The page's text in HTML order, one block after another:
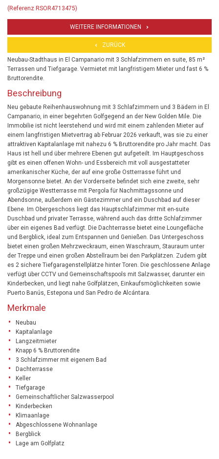
(Referenz RSOR4713475)
WEITERE INFORMATIONEN
ZURÜCK
Neubau-Stadthaus in El Campanario mit 3 Schlafzimmern en suite, 85 m²
Terrassen und Tiefgarage. Vermietet mit langfristigem Mieter und fast 6 %
Bruttorendite.
Beschreibung
Neu gebaute Reihenhauswohnung mit 3 Schlafzimmern und 3 Bädern in El
Campanario, in einer begehrten Golfgegend an der New Golden Mile. Die
Immobilie ist nicht leerstehend und wird mit einem zahlenden Mieter auf
einem langfristigen Mietvertrag ab Februar 2026 verkauft, was sie zu einer
attraktiven Kapitalanlage mit nahezu 6 % Bruttorendite pro Jahr macht. Das
Haus ist hell und über mehrere Ebenen gut aufgeteilt. Im Hauptgeschoss
gibt es einen offenen Wohn- und Essbereich mit voll ausgestatteter
amerikanischer Küche, der auf eine große Ostterrasse führt und
Morgensonne bietet. An der Vorderseite befindet sich eine zweite, sehr
großzügige Westterrasse mit Pergola für Nachmittagssonne und
Abendsonne, außerdem ein Gästezimmer und ein Duschbad auf dieser
Ebene. Im Obergeschoss liegt das Hauptschlafzimmer mit en-suite
Duschbad und privater Terrasse, während auch das dritte Schlafzimmer
über ein eigenes Bad verfügt. Die Dachterrasse bietet eine Loungefläche
und Bergblick, ideal zum Entspannen und Genießen. Das Untergeschoss
bietet einen großen Mehrzweckraum, einen Waschraum, Stauraum unter
der Treppe und einen großen Abstellraum bei den Parkplätzen. Zudem gibt
es 2 sichere Tiefgaragenstellplätze hinter Toren. Die geschlossene Anlage
verfügt über CCTV und Gemeinschaftspools mit Salzwasser, darunter ein
Kinderbecken, und liegt nahe Golfplätzen, Einkaufsmöglichkeiten sowie
Puerto Banús, Estepona und San Pedro de Alcántara.
Merkmale
Neubau
Kapitalanlage
Langzeitmieter
Knapp 6 % Bruttorendite
3 Schlafzimmer mit eigenem Bad
Dachterrasse
Keller
Tiefgarage
Gemeinschaftlicher Salzwasserpool
Kinderbecken
Klimaanlage
Abgeschlossene Wohnanlage
Bergblick
Lage am Golfplatz